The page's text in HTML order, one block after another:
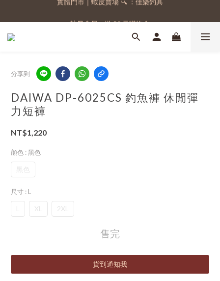
註冊會員，送 50 元購物金
分享到
DAIWA DP-6025CS 釣魚褲 休閒彈
力短褲
NT$1,220
顏色 : 黑色
黑色
尺寸 : L
L XL 2XL
售完
貨到通知我